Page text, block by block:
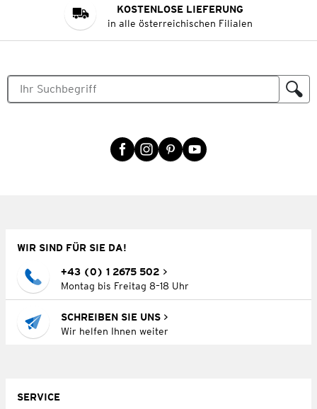
KOSTENLOSE LIEFERUNG
in alle österreichischen Filialen
WIR SIND FÜR SIE DA!
+43 (0) 1 2675 502
Montag bis Freitag 8–18 Uhr
SCHREIBEN SIE UNS
Wir helfen Ihnen weiter
SERVICE